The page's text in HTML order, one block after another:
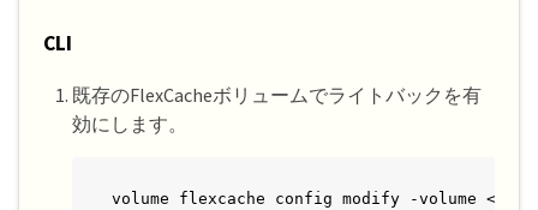
CLI
既存のFlexCacheボリュームでライトバックを有
効にします。
volume flexcache config modify -volume